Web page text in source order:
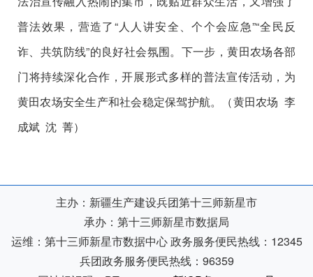
普法效果，营造了“人人讲安全、个个会应急”“全民反
诈、共筑防线”的良好社会氛围。下一步，黄田农场各部
门将持续深化合作，开展形式多样的普法宣传活动，为
黄田农场安全生产和社会稳定保驾护航。 （黄田农场李
成斌 沈 菁）
主办：新疆生产建设兵团第十三师新星市
承办：第十三师新星市数据局
运维：第十三师新星市数据中心政务服务便民热线：12345
兵团政务服务便民热线：96359